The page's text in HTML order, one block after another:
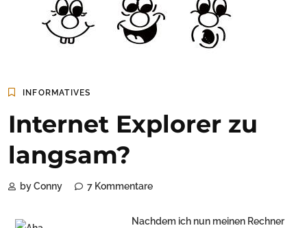
INFORMATIVES
Internet Explorer zu
langsam?
by Conny 7 Kommentare
Nachdem ich nun meinen Rechner